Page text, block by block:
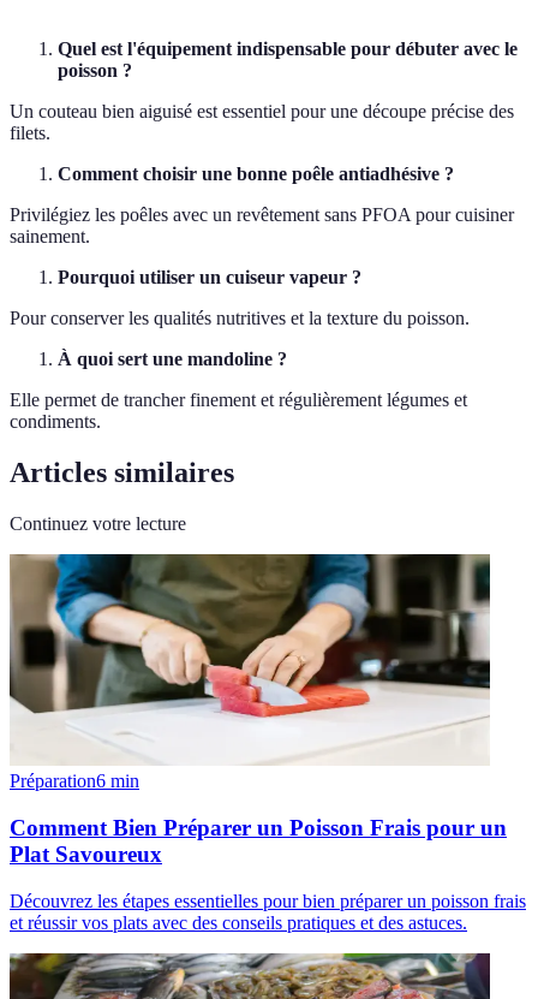
Quel est l'équipement indispensable pour débuter avec le
poisson ?
Un couteau bien aiguisé est essentiel pour une découpe précise des
filets.
Comment choisir une bonne poêle antiadhésive ?
Privilégiez les poêles avec un revêtement sans PFOA pour cuisiner
sainement.
Pourquoi utiliser un cuiseur vapeur ?
Pour conserver les qualités nutritives et la texture du poisson.
À quoi sert une mandoline ?
Elle permet de trancher finement et régulièrement légumes et
condiments.
Articles similaires
Continuez votre lecture
Préparation6 min
Comment Bien Préparer un Poisson Frais pour un
Plat Savoureux
Découvrez les étapes essentielles pour bien préparer un poisson frais
et réussir vos plats avec des conseils pratiques et des astuces.